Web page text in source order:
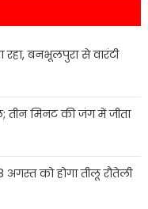
बनभूलपुरा से वारंटी
तीन मिनट की जंग में जीता
को होगा तीलू रौतेली